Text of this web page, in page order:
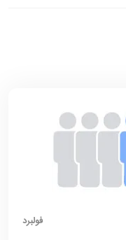
فولبرد